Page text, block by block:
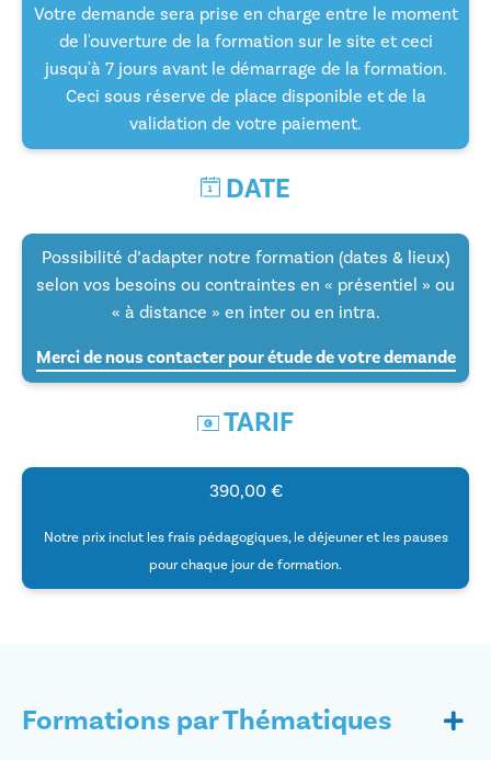
Votre demande sera prise en charge entre le moment
de l'ouverture de la formation sur le site et ceci
jusqu'à 7 jours avant le démarrage de la formation.
Ceci sous réserve de place disponible et de la
validation de votre paiement.
DATE
Possibilité d’adapter notre formation (dates & lieux)
selon vos besoins ou contraintes en « présentiel » ou
« à distance » en inter ou en intra.
Merci de nous contacter pour étude de votre demande
TARIF
390,00 €
Notre prix inclut les frais pédagogiques, le déjeuner et les pauses
pour chaque jour de formation.
Formations par Thématiques